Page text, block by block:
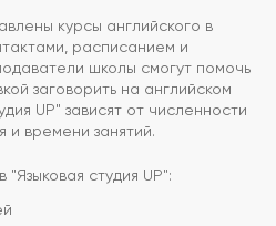
курсы английского в
расписанием и
школы смогут помочь
заговорить на английском
UP" зависят от численности
и времени занятий.
"Языковая студия UP":